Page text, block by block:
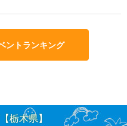
ントランキング
栃木県】